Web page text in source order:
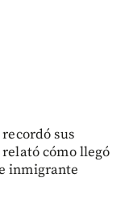
sus
cómo llegó
inmigrante